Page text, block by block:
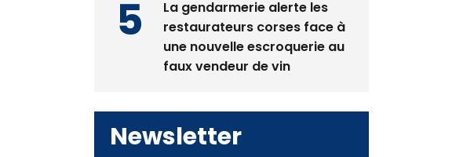
La gendarmerie alerte les
restaurateurs corses face à
une nouvelle escroquerie au
faux vendeur de vin
Newsletter